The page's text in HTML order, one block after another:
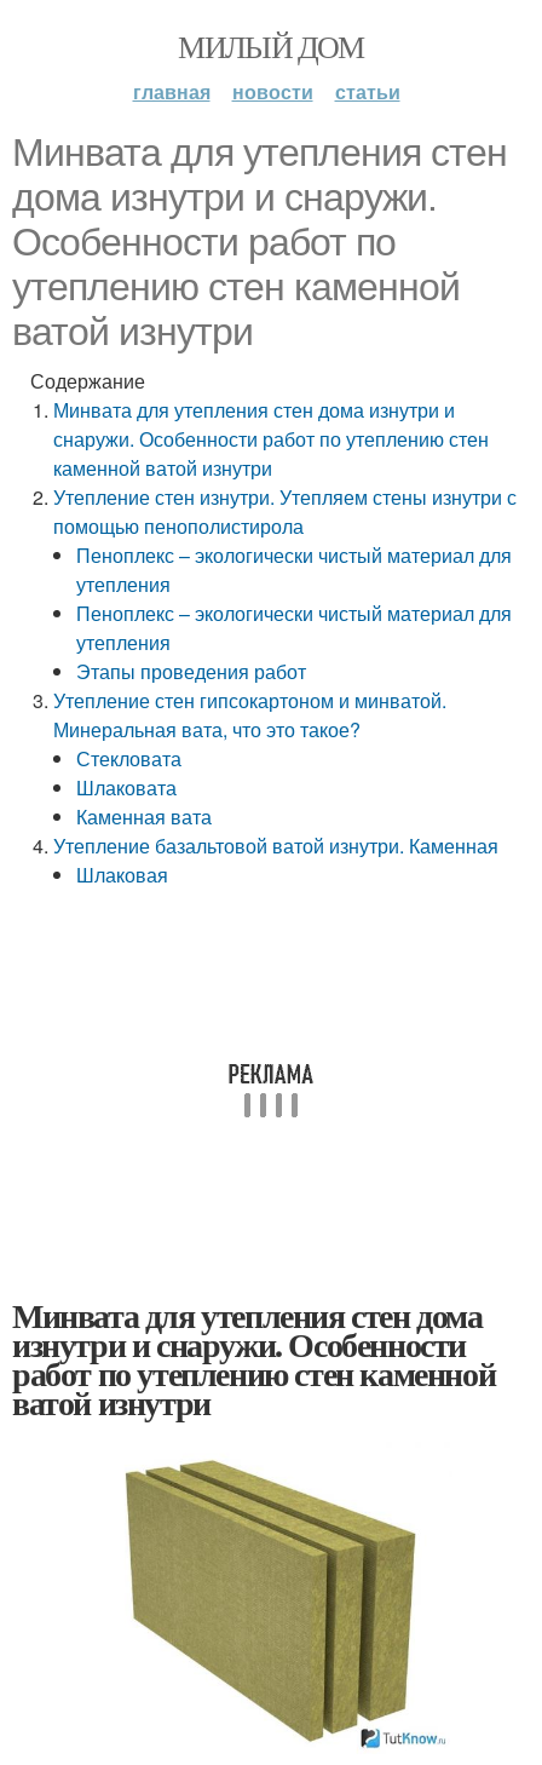
МИЛЫЙ ДОМ
главная новости статьи
Минвата для утепления стен
дома изнутри и снаружи.
Особенности работ по
утеплению стен каменной
ватой изнутри
Содержание
Минвата для утепления стен дома изнутри и
снаружи. Особенности работ по утеплению стен
каменной ватой изнутри
Утепление стен изнутри. Утепляем стены изнутри с
помощью пенополистирола
Пеноплекс – экологически чистый материал для
утепления
Пеноплекс – экологически чистый материал для
утепления
Этапы проведения работ
Утепление стен гипсокартоном и минватой.
Минеральная вата, что это такое?
Стекловата
Шлаковата
Каменная вата
Утепление базальтовой ватой изнутри. Каменная
Шлаковая
Минвата для утепления стен дома
изнутри и снаружи. Особенности
работ по утеплению стен каменной
ватой изнутри